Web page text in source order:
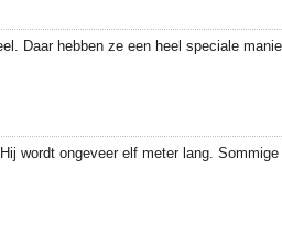
Daar hebben ze een heel speciale
wordt ongeveer elf meter lang.